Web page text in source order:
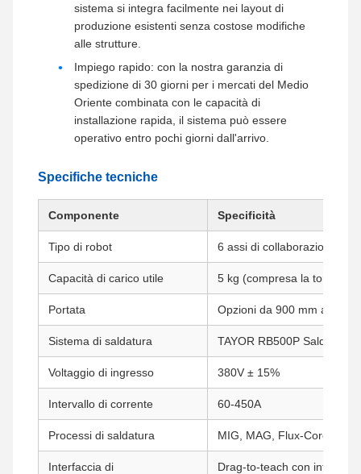
sistema si integra facilmente nei layout di
produzione esistenti senza costose modifiche
alle strutture.
Impiego rapido: con la nostra garanzia di
spedizione di 30 giorni per i mercati del Medio
Oriente combinata con le capacità di
installazione rapida, il sistema può essere
operativo entro pochi giorni dall'arrivo.
Specifiche tecniche
Componente Specificità
Tipo di robot 6 assi di collaborazione
Capacità di carico utile 5 kg (compresa la torcia di
Portata Opzioni da 900 mm a 1750
Sistema di saldatura TAYOR RB500P Saldatrice
Voltaggio di ingresso 380V ± 15%
Intervallo di corrente 60-450A
Processi di saldatura MIG, MAG, Flux-Cored
Interfaccia di
Drag-to-teach con